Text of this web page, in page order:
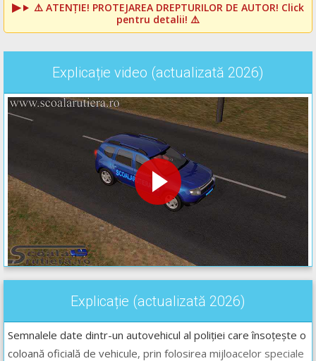
⚠️ ATENȚIE! PROTEJAREA DREPTURILOR DE AUTOR! Click
pentru detalii! ⚠️
Explicație video (actualizată 2026)
Explicație (actualizată 2026)
Semnalele date dintr-un autovehicul al poliției care însoțește o
coloană oficială de vehicule, prin folosirea mijloacelor speciale